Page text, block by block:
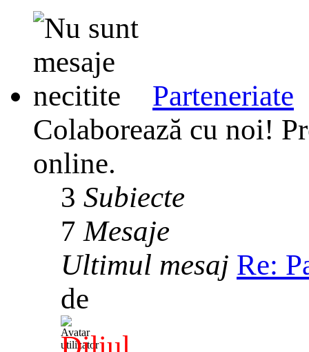
Parteneriate
Colaborează cu noi!
online.
3 Subiecte
7 Mesaje
Ultimul mesaj Re:
de